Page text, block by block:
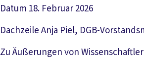
Datum 18. Februar 2026
DachzeileAnja Piel, DGB-
Zu Äußerungen von